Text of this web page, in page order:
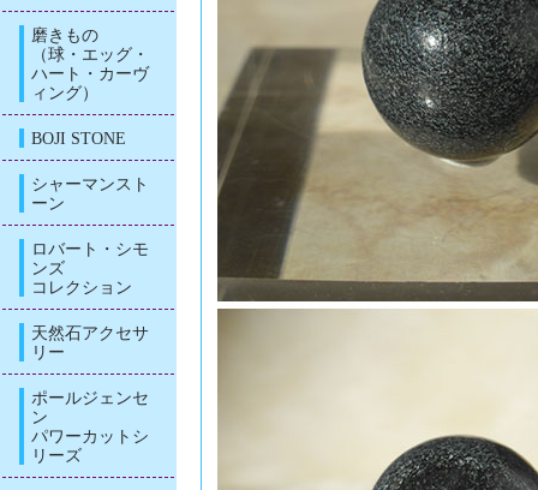
磨きもの
（球・エッグ・
ハート・カーヴ
ィング）
BOJI STONE
シャーマンスト
ーン
ロバート・シモ
ンズ
コレクション
天然石アクセサ
リー
ポールジェンセ
ン
パワーカットシ
リーズ